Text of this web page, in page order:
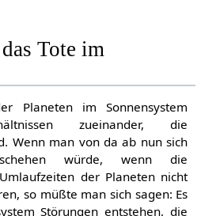
Tote im
Planeten im Sonnensystem
zueinander, die
Wenn man von da ab nun sich
würde, wenn die
der Planeten nicht
so müßte man sich sagen: Es
Störungen entstehen, die